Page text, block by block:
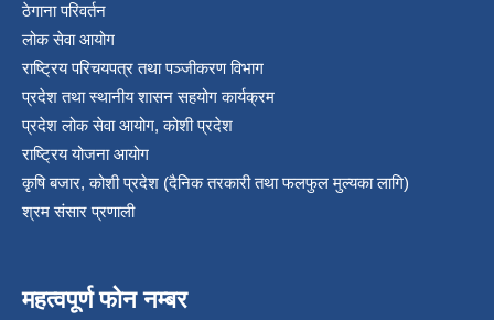
ठेगाना परिवर्तन
लोक सेवा आयोग
राष्ट्रिय परिचयपत्र तथा पञ्‍जीकरण विभाग
प्रदेश तथा स्थानीय शासन सहयोग कार्यक्रम
प्रदेश लोक सेवा आयोग, कोशी प्रदेश
राष्ट्रिय योजना आयोग
कृषि बजार, कोशी प्रदेश (दैनिक तरकारी तथा फलफुल मुल्यका लागि)
श्रम संसार प्रणाली
महत्वपूर्ण फोन नम्बर